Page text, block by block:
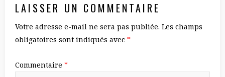
LAISSER UN COMMENTAIRE
Votre adresse e-mail ne sera pas publiée. Les champs
obligatoires sont indiqués avec *
Commentaire *